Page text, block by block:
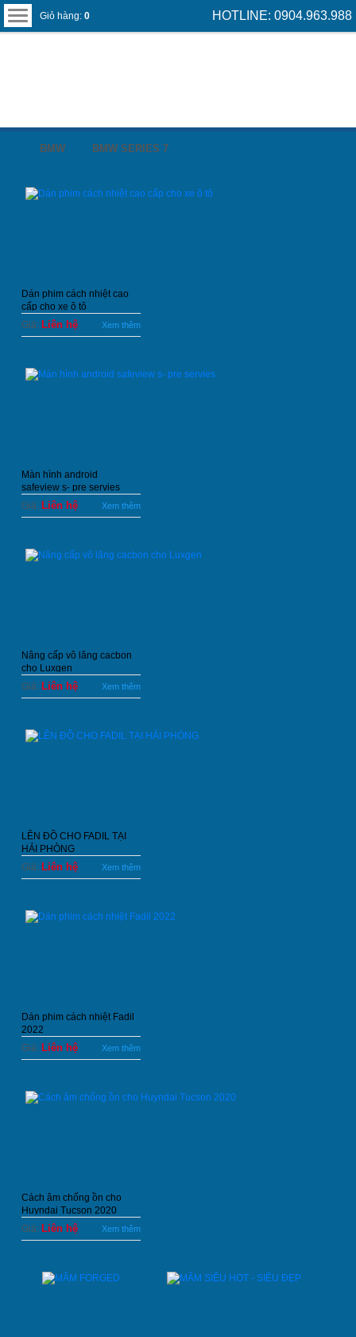
Giỏ hàng: 0 HOTLINE: 0904.963.988
BMW BMW SERIES 7
Dán phim cách nhiệt cao
cấp cho xe ô tô
Giá: Liên hệ Xem thêm
Màn hình android
safeview s- pre servies
Giá: Liên hệ Xem thêm
Nâng cấp vô lăng cacbon
cho Luxgen
Giá: Liên hệ Xem thêm
LÊN ĐỒ CHO FADIL TẠI
HẢI PHÒNG
Giá: Liên hệ Xem thêm
Dán phim cách nhiệt Fadil
2022
Giá: Liên hệ Xem thêm
Cách âm chống ồn cho
Huyndai Tucson 2020
Giá: Liên hệ Xem thêm